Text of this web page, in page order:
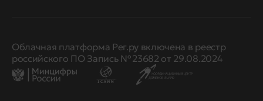
Облачная платформа Рег.ру включена в реестр
российского ПО Запись № 23682 от 29.08.2024